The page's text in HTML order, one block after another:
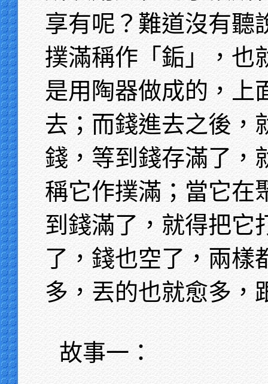
享有呢？難道沒有聽
撲滿稱作「銗」，也
是用陶器做成的，上
去；而錢進去之後，
錢，等到錢存滿了，
稱它作撲滿；當它在
到錢滿了，就得把它
了，錢也空了，兩樣
多，丟的也就愈多，
故事一：